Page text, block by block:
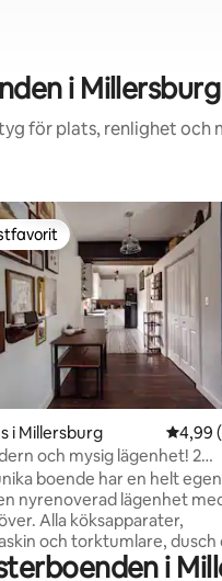
i Millersburg
för plats, renlighet och
betyg, 120 omdömen
gästfavorit
i Millersburg 4,99
4,99
och mysig lägenhet! 2
bilresa från stan!
boende har en helt
nyrenoverad lägenhet
Alla köksapparater,
och torktumlare, dusch
på en våning! Bara en kort 3
i